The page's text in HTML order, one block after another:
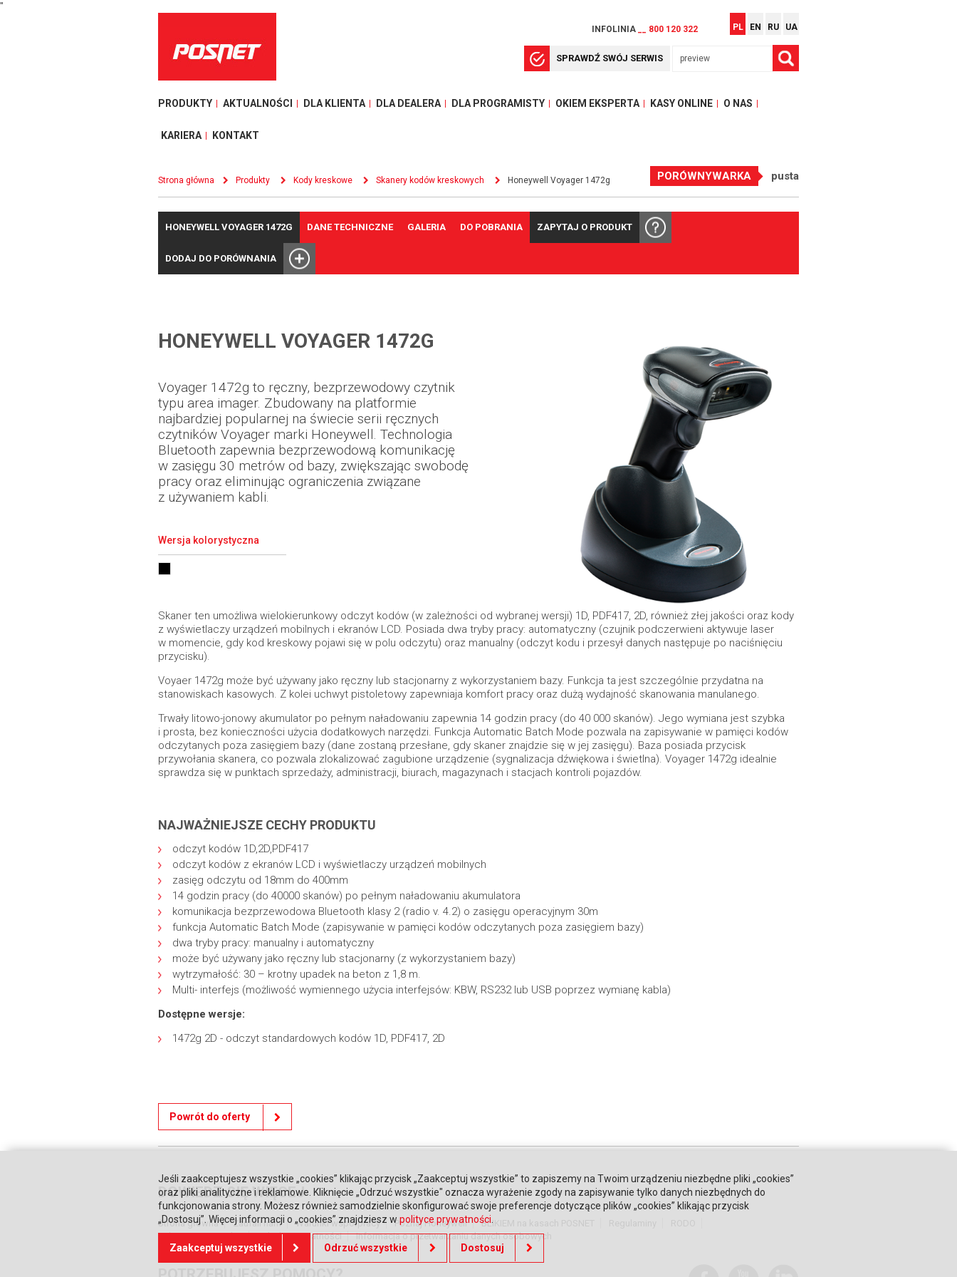
"
INFOLINIA __ 800 120 322 PL EN RU UA
SPRAWDŹ SWÓJ SERWIS
PRODUKTY AKTUALNOŚCI DLA KLIENTA DLA DEALERA DLA PROGRAMISTY OKIEM EKSPERTA KASY ONLINE O NAS
KARIERA KONTAKT
Strona główna Produkty Kody kreskowe Skanery kodów kreskowych Honeywell Voyager 1472g PORÓWNYWARKA pusta
HONEYWELL VOYAGER 1472G DANE TECHNICZNE GALERIA DO POBRANIA ZAPYTAJ O PRODUKT
DODAJ DO PORÓWNANIA
HONEYWELL VOYAGER 1472G
Voyager 1472g to ręczny, bezprzewodowy czytnik
typu area imager. Zbudowany na platformie
najbardziej popularnej na świecie serii ręcznych
czytników Voyager marki Honeywell. Technologia
Bluetooth zapewnia bezprzewodową komunikację
w zasięgu 30 metrów od bazy, zwiększając swobodę
pracy oraz eliminując ograniczenia związane
z używaniem kabli.
Wersja kolorystyczna
Skaner ten umożliwa wielokierunkowy odczyt kodów (w zależności od wybranej wersji) 1D, PDF417, 2D, również złej jakości oraz kody
z wyświetlaczy urządzeń mobilnych i ekranów LCD. Posiada dwa tryby pracy: automatyczny (czujnik podczerwieni aktywuje laser
w momencie, gdy kod kreskowy pojawi się w polu odczytu) oraz manualny (odczyt kodu i przesył danych następuje po naciśnięciu
przycisku).
Voyaer 1472g może być używany jako ręczny lub stacjonarny z wykorzystaniem bazy. Funkcja ta jest szczególnie przydatna na
stanowiskach kasowych. Z kolei uchwyt pistoletowy zapewniaja komfort pracy oraz dużą wydajność skanowania manulanego.
Trwały litowo-jonowy akumulator po pełnym naładowaniu zapewnia 14 godzin pracy (do 40 000 skanów). Jego wymiana jest szybka
i prosta, bez konieczności użycia dodatkowych narzędzi. Funkcja Automatic Batch Mode pozwala na zapisywanie w pamięci kodów
odczytanych poza zasięgiem bazy (dane zostaną przesłane, gdy skaner znajdzie się w jej zasięgu). Baza posiada przycisk
przywołania skanera, co pozwala zlokalizować zagubione urządzenie (sygnalizacja dźwiękowa i świetlna). Voyager 1472g idealnie
sprawdza się w punktach sprzedaży, administracji, biurach, magazynach i stacjach kontroli pojazdów.
NAJWAŻNIEJSZE CECHY PRODUKTU
odczyt kodów 1D,2D,PDF417
odczyt kodów z ekranów LCD i wyświetlaczy urządzeń mobilnych
zasięg odczytu od 18mm do 400mm
14 godzin pracy (do 40000 skanów) po pełnym naładowaniu akumulatora
komunikacja bezprzewodowa Bluetooth klasy 2 (radio v. 4.2) o zasięgu operacyjnym 30m
funkcja Automatic Batch Mode (zapisywanie w pamięci kodów odczytanych poza zasięgiem bazy)
dwa tryby pracy: manualny i automatyczny
może być używany jako ręczny lub stacjonarny (z wykorzystaniem bazy)
wytrzymałość: 30 – krotny upadek na beton z 1,8 m.
Multi- interfejs (możliwość wymiennego użycia interfejsów: KBW, RS232 lub USB poprzez wymianę kabla)
Dostępne wersje:
1472g 2D - odczyt standardowych kodów 1D, PDF417, 2D
Powrót do oferty
DOWIEDZ SIĘ WIĘCEJ
Strona główna Zaufali nam Warunki współpracy Poznaj Honeywell BLIKIEM na kasach POSNET
Relacje inwestorskie
Polityka prywatności Informacja o przetwarzaniu danych osobowych
Jeśli zaakceptujesz wszystkie „cookies” klikając przycisk „Zaakceptuj wszystkie” to zapiszemy na Twoim urządzeniu niezbędne pliki „cookies”
oraz pliki analityczne i reklamowe. Kliknięcie „Odrzuć wszystkie" oznacza wyrażenie zgody na zapisywanie tylko danych niezbędnych do
funkcjonowania strony. Możesz również samodzielnie skonfigurować swoje preferencje dotyczące plików „cookies” klikając przycisk
„Dostosuj”. Więcej informacji o „cookies” znajdziesz w polityce prywatności
Zaakceptuj wszystkie Odrzuć wszystkie Dostosuj